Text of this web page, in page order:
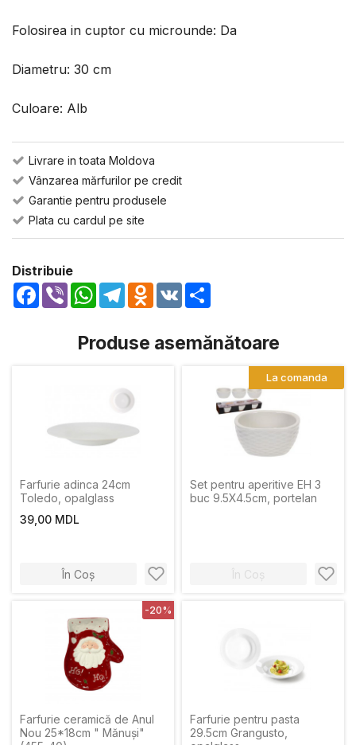
Folosirea in cuptor cu microunde: Da
Diametru: 30 cm
Culoare: Alb
Livrare in toata Moldova
Vânzarea mărfurilor pe credit
Garantie pentru produsele
Plata cu cardul pe site
Distribuie
Facebook
Viber WhatsApp
TelegramOdnoklassniki
VK
Produse asemănătoare
Farfurie adinca 24cm
Toledo, opalglass
39,00 MDL
În Coș
Set pentru aperitive EH 3
buc 9.5X4.5cm, portelan
În Coș
La comanda
Farfurie ceramică de Anul
Nou 25*18cm " Mănuși"
-20%
Farfurie pentru pasta
29.5cm Grangusto,